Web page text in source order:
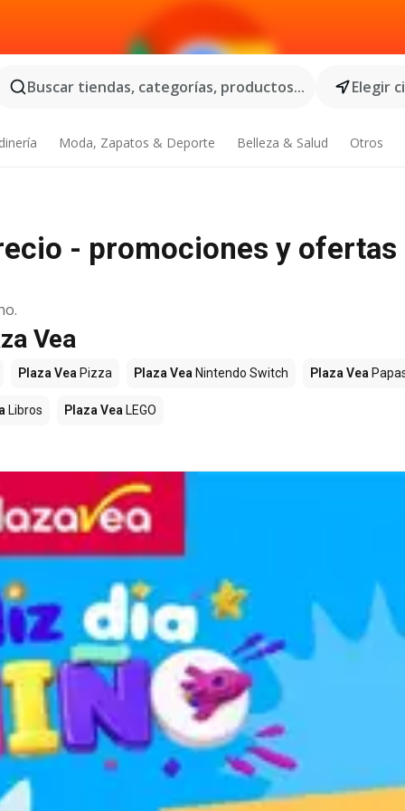
Buscar tiendas, categorías, productos... Elegir
Moda, Zapatos & Deporte Belleza & Salud Otros
- promociones y ofertas
Vea
Plaza Vea Pizza Plaza Vea Nintendo Switch Plaza Vea
Libros Plaza Vea LEGO